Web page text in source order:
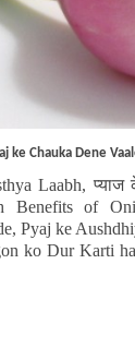
ke Chauka Dene
Laabh,प्याज
Benefits of
Pyaj ke
ko Dur Karti